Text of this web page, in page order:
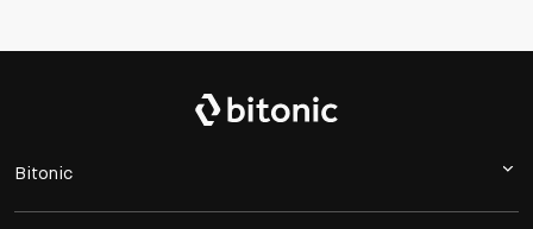
Bitonic